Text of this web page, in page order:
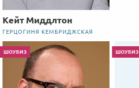
Кейт Миддлтон
ГЕРЦОГИНЯ КЕМБРИДЖСКАЯ
ШОУБИЗ ШОУБИЗ